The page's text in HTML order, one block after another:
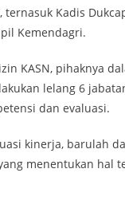
ternasuk Kadis
Kemendagri.
KASN, pihaknya
lelang 6
dan evaluasi.
kinerja, barulah
menentukan hal